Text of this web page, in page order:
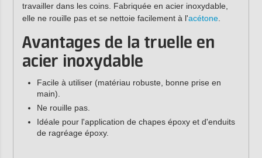
travailler dans les coins. Fabriquée en acier inoxydable,
elle ne rouille pas et se nettoie facilement à l'acétone.
Avantages de la truelle en
acier inoxydable
Facile à utiliser (matériau robuste, bonne prise en
main).
Ne rouille pas.
Idéale pour l'application de chapes époxy et d'enduits
de ragréage époxy.